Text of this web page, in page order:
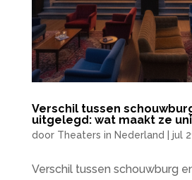
Verschil tussen
uitgelegd: wat maakt ze
door Theaters in Nederland jul
Verschil tussen schouwburg